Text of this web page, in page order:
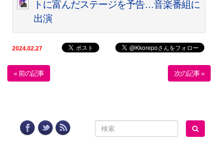
トに富んだステージを予告…音楽番組に
出演
2024.02.27
« 前の記事 次の記事 »